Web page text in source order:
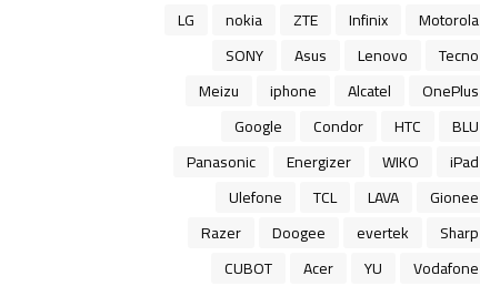
Motorola
Infinix
ZTE
nokia
LG
Tecno
Lenovo
Asus
SONY
OnePlus
Alcatel
iphone
Meizu
BLU
HTC
Condor
Google
iPad
WIKO
Energizer
Panasonic
Gionee
LAVA
TCL
Ulefone
Sharp
evertek
Doogee
Razer
Vodafone
YU
Acer
CUBOT